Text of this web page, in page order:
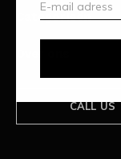
Categorieën
CALL US